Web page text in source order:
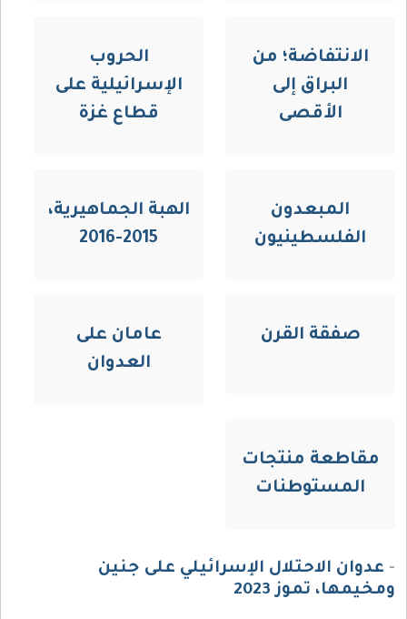
الانتفاضة؛ من
البراق إلى
الأقصى
الحروب
الإسرائيلية على
قطاع غزة
المبعدون
الفلسطينيون
الهبة الجماهيرية،
2015-2016
صفقة القرن
عامان على
العدوان
مقاطعة منتجات
المستوطنات
- عدوان الاحتلال الإسرائيلي على جنين
ومخيمها، تموز 2023